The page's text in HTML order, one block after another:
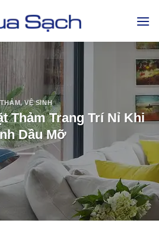
THẢM,VỆ SINH
Thảm Trang Trí Nỉ Khi
Dầu Mỡ